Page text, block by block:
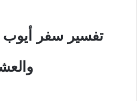
تفسير سفر أيوب